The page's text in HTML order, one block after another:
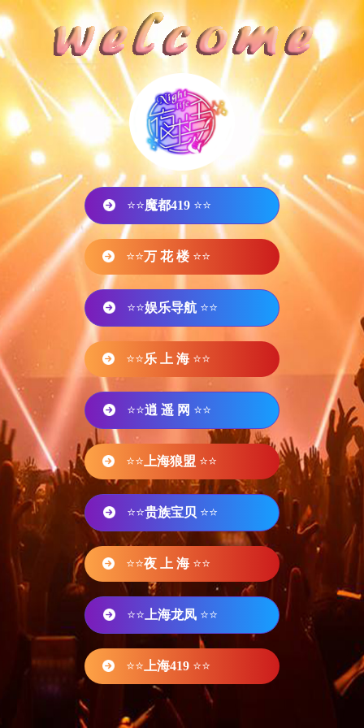
⭐⭐魔都419 ⭐⭐
⭐⭐万 花 楼 ⭐⭐
⭐⭐娱乐导航 ⭐⭐
⭐⭐乐 上 海 ⭐⭐
⭐⭐逍 遥 网 ⭐⭐
⭐⭐ 上海狼盟 ⭐⭐
⭐⭐贵族宝贝 ⭐⭐
⭐⭐夜 上 海 ⭐⭐
⭐⭐ 上海龙凤 ⭐⭐
⭐⭐ 上海419 ⭐⭐